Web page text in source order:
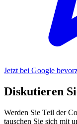
Jetzt bei Google
Diskutieren
Werden Sie Teil der
tauschen Sie sich mit